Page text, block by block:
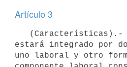
Artículo 3
estará integrado por
uno laboral y otro